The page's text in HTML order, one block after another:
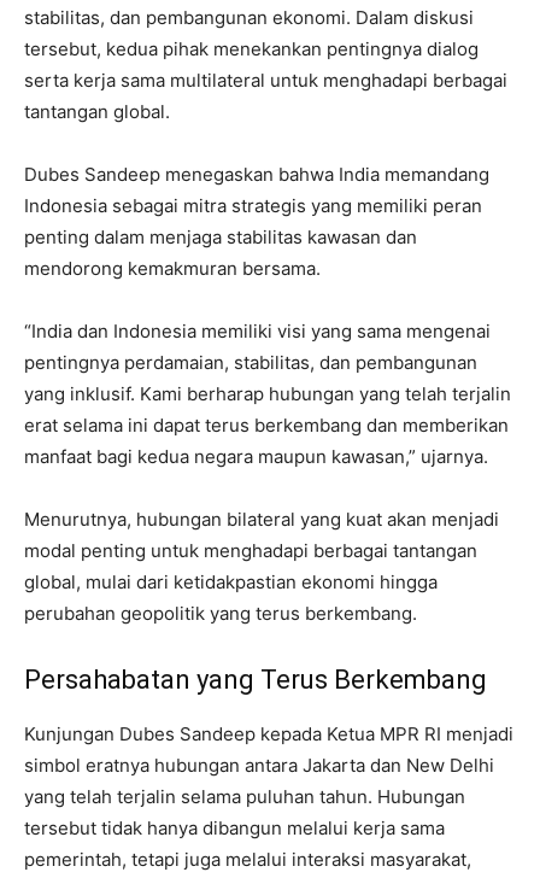
stabilitas, dan pembangunan ekonomi. Dalam diskusi
tersebut, kedua pihak menekankan pentingnya dialog
serta kerja sama multilateral untuk menghadapi berbagai
tantangan global.
Dubes Sandeep menegaskan bahwa India memandang
Indonesia sebagai mitra strategis yang memiliki peran
penting dalam menjaga stabilitas kawasan dan
mendorong kemakmuran bersama.
“India dan Indonesia memiliki visi yang sama mengenai
pentingnya perdamaian, stabilitas, dan pembangunan
yang inklusif. Kami berharap hubungan yang telah terjalin
erat selama ini dapat terus berkembang dan memberikan
manfaat bagi kedua negara maupun kawasan,” ujarnya.
Menurutnya, hubungan bilateral yang kuat akan menjadi
modal penting untuk menghadapi berbagai tantangan
global, mulai dari ketidakpastian ekonomi hingga
perubahan geopolitik yang terus berkembang.
Persahabatan yang Terus Berkembang
Kunjungan Dubes Sandeep kepada Ketua MPR RI menjadi
simbol eratnya hubungan antara Jakarta dan New Delhi
yang telah terjalin selama puluhan tahun. Hubungan
tersebut tidak hanya dibangun melalui kerja sama
pemerintah, tetapi juga melalui interaksi masyarakat,